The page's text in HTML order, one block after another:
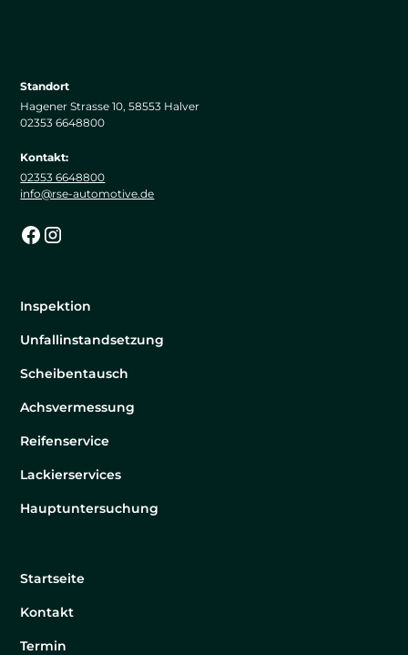
Standort
Hagener Strasse 10, 58553 Halver
02353 6648800
Kontakt:
02353 6648800
info@rse-automotive.de
Inspektion
Unfallinstandsetzung
Scheibentausch
Achsvermessung
Reifenservice
Lackierservices
Hauptuntersuchung
Startseite
Kontakt
Termin